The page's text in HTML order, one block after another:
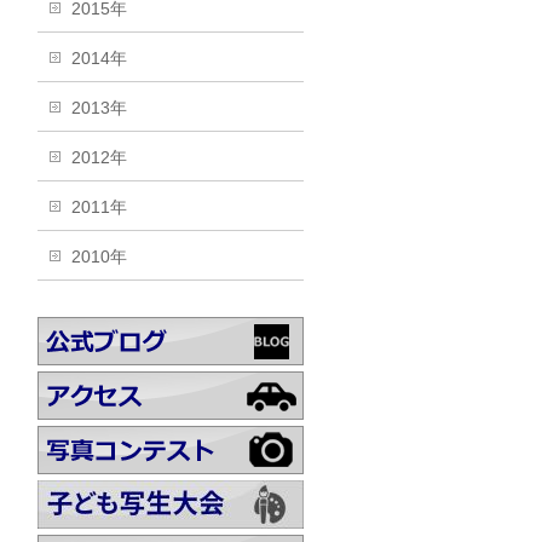
2015年
2014年
2013年
2012年
2011年
2010年